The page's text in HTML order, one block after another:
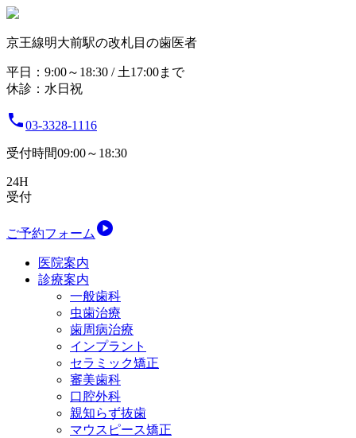
京王線明大前駅の改札目の歯医者
平日：9:00～18:30 / 土17:00まで
休診：水日祝
03-3328-1116
受付時間09:00～18:30
24H
受付
ご予約フォーム 
医院案内
診療案内
一般歯科
虫歯治療
歯周病治療
インプラント
セラミック矯正
審美歯科
口腔外科
親知らず抜歯
マウスピース矯正